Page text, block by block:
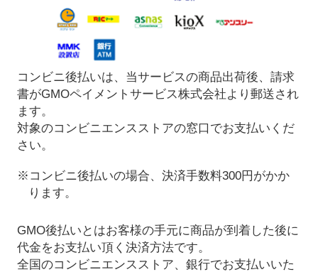
コンビニ後払いは、当サービスの商品出荷後、請求
書がGMOペイメントサービス株式会社より郵送され
ます。
対象のコンビニエンスストアの窓口でお支払いくだ
さい。
※コンビニ後払いの場合、決済手数料300円がかか
ります。
GMO後払いとはお客様の手元に商品が到着した後に
代金をお支払い頂く決済方法です。
全国のコンビニエンスストア、銀行でお支払いいた